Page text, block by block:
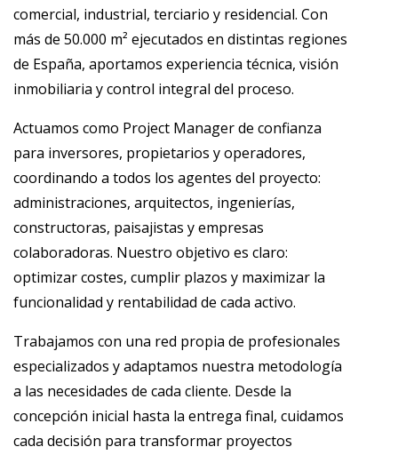
comercial, industrial, terciario y residencial. Con
más de 50.000 m² ejecutados en distintas regiones
de España, aportamos experiencia técnica, visión
inmobiliaria y control integral del proceso.
Actuamos como Project Manager de confianza
para inversores, propietarios y operadores,
coordinando a todos los agentes del proyecto:
administraciones, arquitectos, ingenierías,
constructoras, paisajistas y empresas
colaboradoras. Nuestro objetivo es claro:
optimizar costes, cumplir plazos y maximizar la
funcionalidad y rentabilidad de cada activo.
Trabajamos con una red propia de profesionales
especializados y adaptamos nuestra metodología
a las necesidades de cada cliente. Desde la
concepción inicial hasta la entrega final, cuidamos
cada decisión para transformar proyectos